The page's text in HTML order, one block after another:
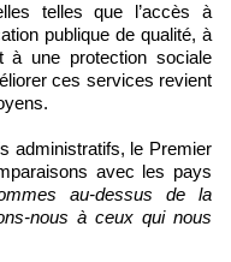
telles que l’accès à
publique de qualité, à
à une protection sociale
ces services revient
administratifs, le Premier
avec les pays
au-dessus de la
nous à ceux qui nous